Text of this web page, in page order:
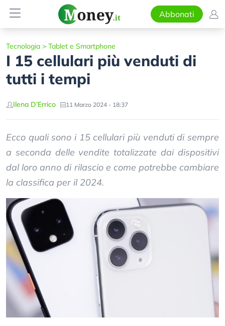
Abbonati
Tecnologia > Tablet e Smartphone
I 15 cellulari più venduti di
tutti i tempi
Ilena D’Errico 11 Marzo 2024 - 18:37
Ecco quali sono i 15 cellulari più venduti di sempre
a seconda delle vendite totalizzate dai dispositivi
dal loro anno di rilascio e come potrebbe cambiare
la classifica per il 2024.